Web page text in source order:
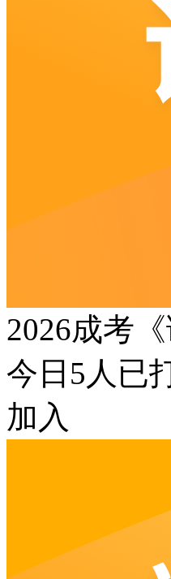
2026成考
今日 5 人已
加入